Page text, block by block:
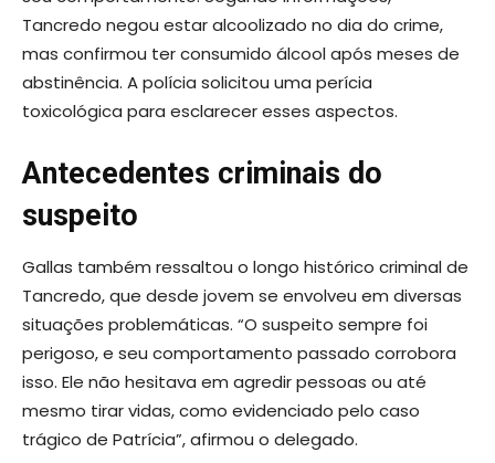
Tancredo negou estar alcoolizado no dia do crime,
mas confirmou ter consumido álcool após meses de
abstinência. A polícia solicitou uma perícia
toxicológica para esclarecer esses aspectos.
Antecedentes criminais do
suspeito
Gallas também ressaltou o longo histórico criminal de
Tancredo, que desde jovem se envolveu em diversas
situações problemáticas. “O suspeito sempre foi
perigoso, e seu comportamento passado corrobora
isso. Ele não hesitava em agredir pessoas ou até
mesmo tirar vidas, como evidenciado pelo caso
trágico de Patrícia”, afirmou o delegado.